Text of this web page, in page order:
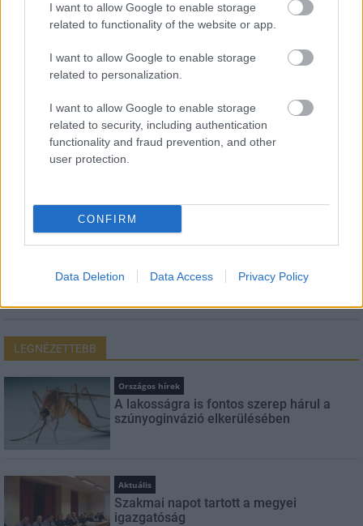
I want to allow Google to enable storage
related to functionality of the website or app.
I want to allow Google to enable storage
related to personalization.
I want to allow Google to enable storage
related to security, including authentication
functionality and fraud prevention, and other
user protection.
CONFIRM
Data Deletion Data Access Privacy Policy
HÍRLEVÉL
Feliratkozom a hírlevélre és elfogadom az
szabályzatot!
FELIRATKOZÁS
LEGNÉZETTEBB
Országos hírek
A lakosságra is fontos szerep hárul a
szúnyoginvázió elkerülésében
Aktuális
Szakmai napot tartott a megyei
igazgatóság